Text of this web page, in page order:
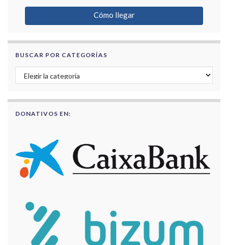
Cómo llegar
BUSCAR POR CATEGORÍAS
Buscar por categorías
DONATIVOS EN: